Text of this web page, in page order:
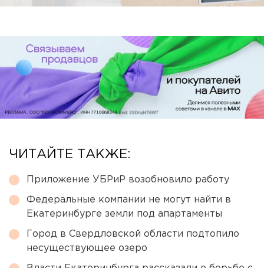
ЧИТАЙТЕ ТАКЖЕ:
Приложение УБРиР возобновило работу
Федеральные компании не могут найти в
Екатеринбурге земли под апартаменты
Город в Свердловской области подтопило
несуществующее озеро